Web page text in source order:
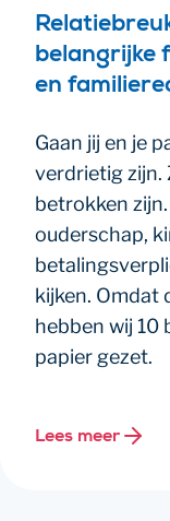
belangrijke
en
Gaan jij en je
verdrietig zijn.
betrokken
ouderschap,
kijken. Omdat
hebben wij 10
papier gezet.
Lees meer